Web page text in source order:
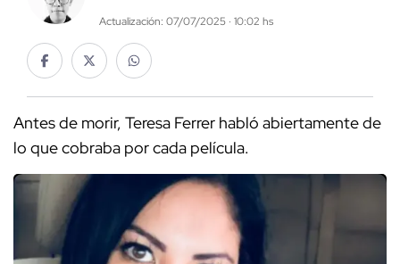
Actualización: 07/07/2025 · 10:02 hs
Antes de morir, Teresa Ferrer habló abiertamente de
lo que cobraba por cada película.